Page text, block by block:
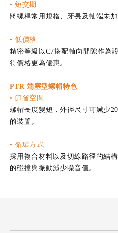
• 短交期
將螺桿常用規格、牙長及軸端未
• 低價格
精密等級以C7搭配軸向間隙作為
得價格更為優惠。
PTR 端塞型螺帽特色
• 節省空間
螺帽長度變短，外徑尺寸可減少
的裝置。
• 循環方式
採用複合材料以及切線路徑的結
的碰撞與振動減少噪音值。